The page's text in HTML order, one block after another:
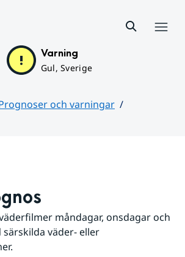
Varning
Gul, Sverige
och varningar
måndagar, onsdagar och
särskilda väder- eller